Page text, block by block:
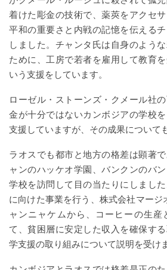
着けた彫金の技術で、薬莢をアクセ
平和の重要さと内戦の記憶を伝える
しました。チャンタ氏は自身のよう
ために、工房で若者を雇用して教育
いう支援をしています。
ローゼル・ストーンズ・クメール社
金が十分ではないカンボジアの学校
支援していますが、その成果について
ラオスでも都市と地方の格差は顕著
ャンのハッケオ学園、バンクンのバ
学校を訪問して目の当たりにしまし
に向けた事業を行う、株式会社マージ
ャンニャケムから、コーヒーの生産
て、貧困層に安定した収入を確保す
学支援の取り組みについて説明を受け